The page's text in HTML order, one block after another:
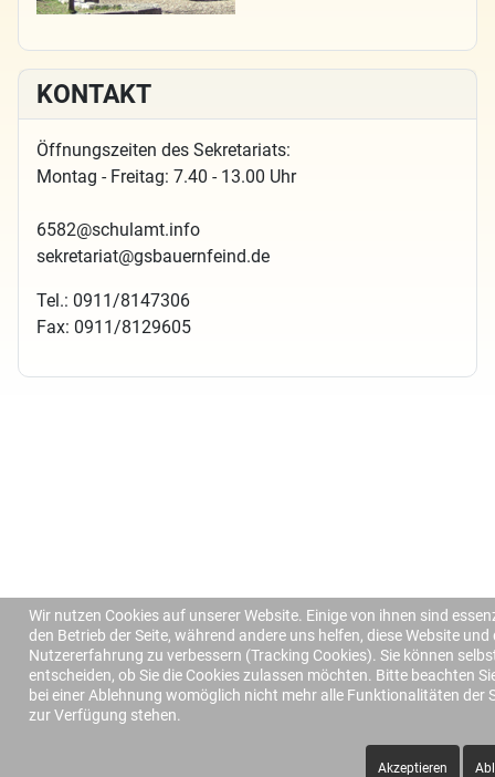
KONTAKT
Öffnungszeiten des Sekretariats:
Montag - Freitag: 7.40 - 13.00 Uhr
6582@schulamt.info
sekretariat@gsbauernfeind.de
Tel.: 0911/8147306
Fax: 0911/8129605
Wir nutzen Cookies auf unserer Website. Einige von ihnen sind
den Betrieb der Seite, während andere uns helfen, diese Website und
Nutzererfahrung zu verbessern (Tracking Cookies). Sie können
entscheiden, ob Sie die Cookies zulassen möchten. Bitte beachten
bei einer Ablehnung womöglich nicht mehr alle Funktionalitäten der
zur Verfügung stehen.
Akzeptieren